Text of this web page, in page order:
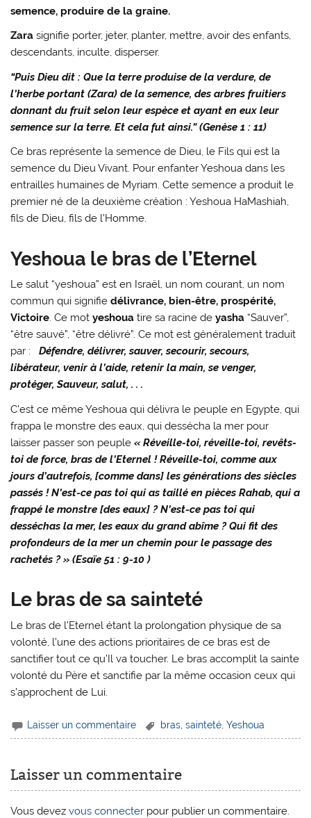
semence, produire de la graine.
Zara signifie porter, jeter, planter, mettre, avoir des enfants,
descendants, inculte, disperser.
“Puis Dieu dit : Que la terre produise de la verdure, de
l’herbe portant (Zara) de la semence, des arbres fruitiers
donnant du fruit selon leur espèce et ayant en eux leur
semence sur la terre. Et cela fut ainsi.” (Genèse 1 : 11)
Ce bras représente la semence de Dieu, le Fils qui est la
semence du Dieu Vivant. Pour enfanter Yeshoua dans les
entrailles humaines de Myriam. Cette semence a produit le
premier né de la deuxième création : Yeshoua HaMashiah,
fils de Dieu, fils de l’Homme.
Yeshoua le bras de l’Eternel
Le salut “yeshoua” est en Israël, un nom courant, un nom
commun qui signifiedélivrance, bien-être, prospérité,
Victoire. Ce motyeshoua tire sa racine deyasha “Sauver”,
“être sauvé”, “être délivré”. Ce mot est généralement traduit
par :Défendre, délivrer, sauver, secourir, secours,
libérateur, venir à l’aide, retenir la main, se venger,
protéger, Sauveur, salut, . . .
C’est ce même Yeshoua qui délivra le peuple en Egypte, qui
frappa le monstre des eaux, qui dessécha la mer pour
laisser passer son peuple« Réveille-toi, réveille-toi, revêts-
toi de force, bras de l’Eternel ! Réveille-toi, comme aux
jours d’autrefois, [comme dans] les générations des siècles
passés ! N’est-ce pas toi qui as taillé en pièces Rahab, qui a
frappé le monstre [des eaux] ? N’est-ce pas toi qui
desséchas la mer, les eaux du grand abîme ? Qui fit des
profondeurs de la mer un chemin pour le passage des
rachetés ? » (Esaïe 51 : 9-10 )
Le bras de sa sainteté
Le bras de l’Eternel étant la prolongation physique de sa
volonté, l’une des actions prioritaires de ce bras est de
sanctifier tout ce qu’Il va toucher. Le bras accomplit la sainte
volonté du Père et sanctifie par la même occasion ceux qui
s’approchent de Lui.
Laisser un commentaire bras ,sainteté ,Yeshoua
Laisser un commentaire
Vous devezvous connecter pour publier un commentaire.